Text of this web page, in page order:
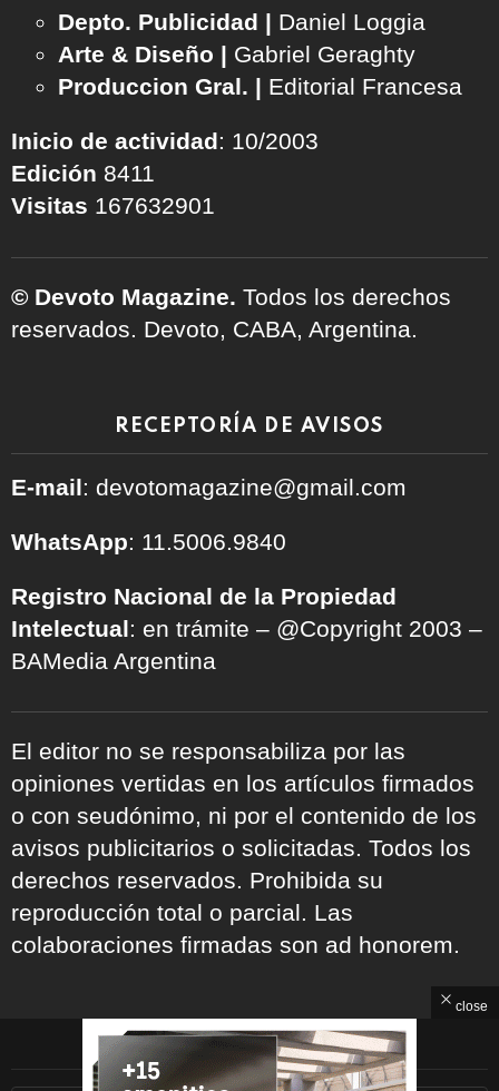
Depto. Publicidad | Daniel Loggia
Arte & Diseño | Gabriel Geraghty
Produccion Gral. | Editorial Francesa
Inicio de actividad: 10/2003
Edición 8411
Visitas 167632901
© Devoto Magazine. Todos los derechos
reservados. Devoto, CABA, Argentina.
RECEPTORÍA DE AVISOS
E-mail: devotomagazine@gmail.com
WhatsApp: 11.5006.9840
Registro Nacional de la Propiedad
Intelectual: en trámite – @Copyright 2003 –
BAMedia Argentina
El editor no se responsabiliza por las
opiniones vertidas en los artículos firmados
o con seudónimo, ni por el contenido de los
avisos publicitarios o solicitadas. Todos los
derechos reservados. Prohibida su
reproducción total o parcial. Las
colaboraciones firmadas son ad honorem.
ARCHIVOS
close